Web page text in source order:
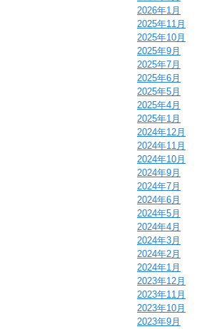
2026年1月
2025年11月
2025年10月
2025年9月
2025年7月
2025年6月
2025年5月
2025年4月
2025年1月
2024年12月
2024年11月
2024年10月
2024年9月
2024年7月
2024年6月
2024年5月
2024年4月
2024年3月
2024年2月
2024年1月
2023年12月
2023年11月
2023年10月
2023年9月